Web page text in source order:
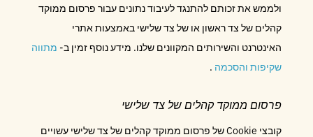
ולממש את זכותם להתנגד לעיבוד נתונים עבור פרסום ממוקד
קהלים של צד ראשון או של צד שלישי באמצעות אתרי
האינטרנט והשירותים המקוונים שלנו. מידע נוסף זמין ב- מתווה
שקיפות והסכמה .
פרסום ממוקד קהלים של צד שלישי
קובצי Cookie של פרסום ממוקד קהלים של צד שלישי עשויים